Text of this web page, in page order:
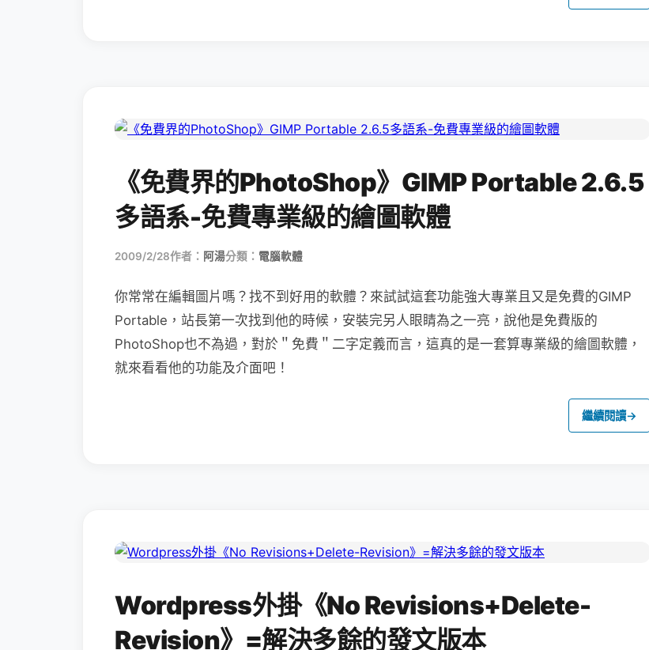
《免費界的PhotoShop》GIMP Portable 2.6.5
多語系-免費專業級的繪圖軟體
2009/2/28作者： 阿湯分類： 電腦軟體
你常常在編輯圖片嗎？找不到好用的軟體？來試試這套功能強大專業且又是免費的GIMP
Portable，站長第一次找到他的時候，安裝完另人眼睛為之一亮，說他是免費版的
PhotoShop也不為過，對於＂免費＂二字定義而言，這真的是一套算專業級的繪圖軟體，
就來看看他的功能及介面吧！
繼續閱讀→
Wordpress外掛《No Revisions+Delete-
Revision》=解決多餘的發文版本